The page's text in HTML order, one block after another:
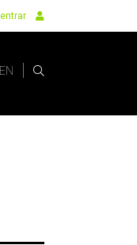
entrar
EN